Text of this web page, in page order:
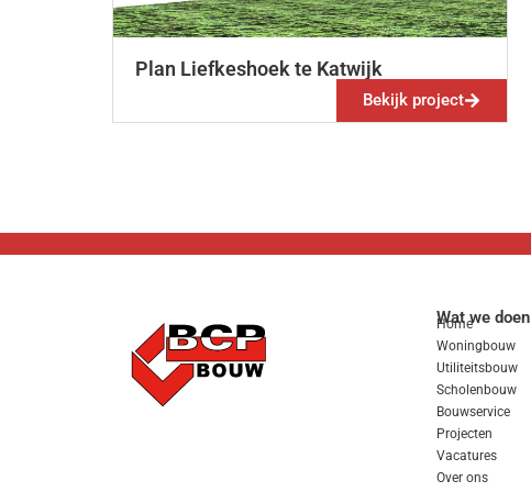
Plan Liefkeshoek te Katwijk
Bekijk project
Wat we doen
Home
Woningbouw
Utiliteitsbouw
Scholenbouw
Bouwservice
Projecten
Vacatures
Over ons